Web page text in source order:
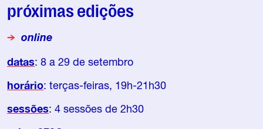
próximas edições
online
datas: 8 a 29 de setembro
horário: terças-feiras, 19h-21h30
sessões: 4 sessões de 2h30